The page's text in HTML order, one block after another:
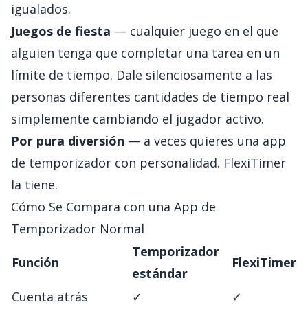
igualados.
Juegos de fiesta — cualquier juego en el que
alguien tenga que completar una tarea en un
límite de tiempo. Dale silenciosamente a las
personas diferentes cantidades de tiempo real
simplemente cambiando el jugador activo.
Por pura diversión — a veces quieres una app
de temporizador con personalidad. FlexiTimer
la tiene.
Cómo Se Compara con una App de
Temporizador Normal
Función
Temporizador
estándar
FlexiTimer
Cuenta atrás ✓
✓